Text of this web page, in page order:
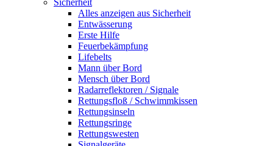
Sicherheit
Alles anzeigen aus Sicherheit
Entwässerung
Erste Hilfe
Feuerbekämpfung
Lifebelts
Mann über Bord
Mensch über Bord
Radarreflektoren / Signale
Rettungsfloß / Schwimmkissen
Rettungsinseln
Rettungsringe
Rettungswesten